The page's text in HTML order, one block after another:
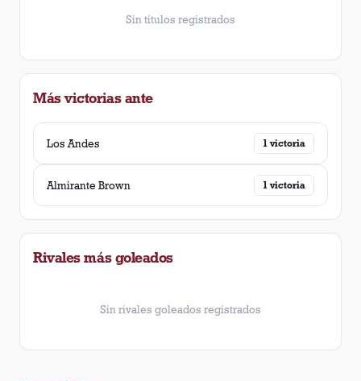
Sin títulos registrados
Más victorias ante
Los Andes 1 victoria
Almirante Brown 1 victoria
Rivales más goleados
Sin rivales goleados registrados